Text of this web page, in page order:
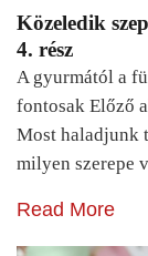
Közeledik
4. rész
A gyurmától a
fontosak Előző
Most haladjunk
milyen szerepe
Read More